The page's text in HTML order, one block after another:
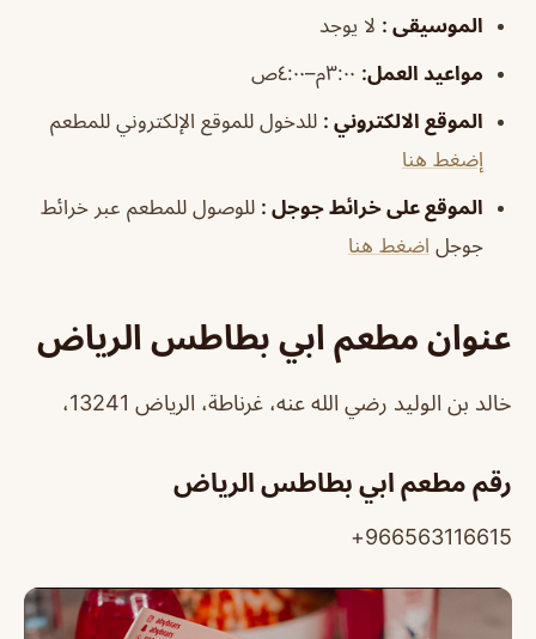
الموسيقى : لا يوجد
مواعيد العمل:
الموقع الالكتروني : للدخول للموقع الإلكتروني للمطعم
إضغط هنا
الموقع على خرائط جوجل : للوصول للمطعم عبر خرائط
جوجل اضغط هنا
عنوان مطعم ابي بطاطس الرياض
خالد بن الوليد رضي الله عنه، غرناطة، الرياض 13241،
رقم مطعم ابي بطاطس الرياض
966563116615+